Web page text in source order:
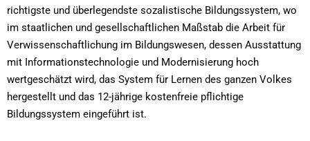
richtigste und überlegendste sozalistische Bildungssystem, wo
im staatlichen und gesellschaftlichen Maßstab die Arbeit für
Verwissenschaftlichung im Bildungswesen, dessen Ausstattung
mit Informationstechnologie und Modernisierung hoch
wertgeschätzt wird, das System für Lernen des ganzen Volkes
hergestellt und das 12-jährige kostenfreie pflichtige
Bildungssystem eingeführt ist.